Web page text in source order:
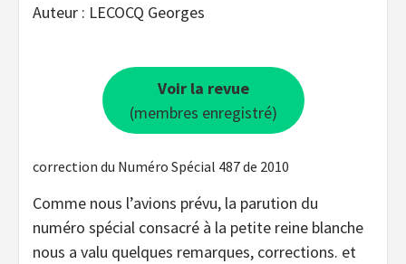
Auteur : LECOCQ Georges
Voir la revue
(membres enregistré)
correction du Numéro Spécial 487 de 2010
Comme nous l’avions prévu, la parution du
numéro spécial consacré à la petite reine blanche
nous a valu quelques remarques, corrections. et